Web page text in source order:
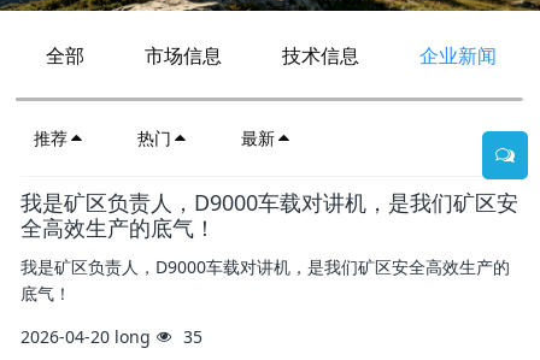
全部 市场信息 技术信息 企业新闻
推荐 热门 最新
我是矿区负责人，D9000车载对讲机，是我们矿区安
全高效生产的底气！
我是矿区负责人，D9000车载对讲机，是我们矿区安全高效生产的
底气！
2026-04-20 long 35